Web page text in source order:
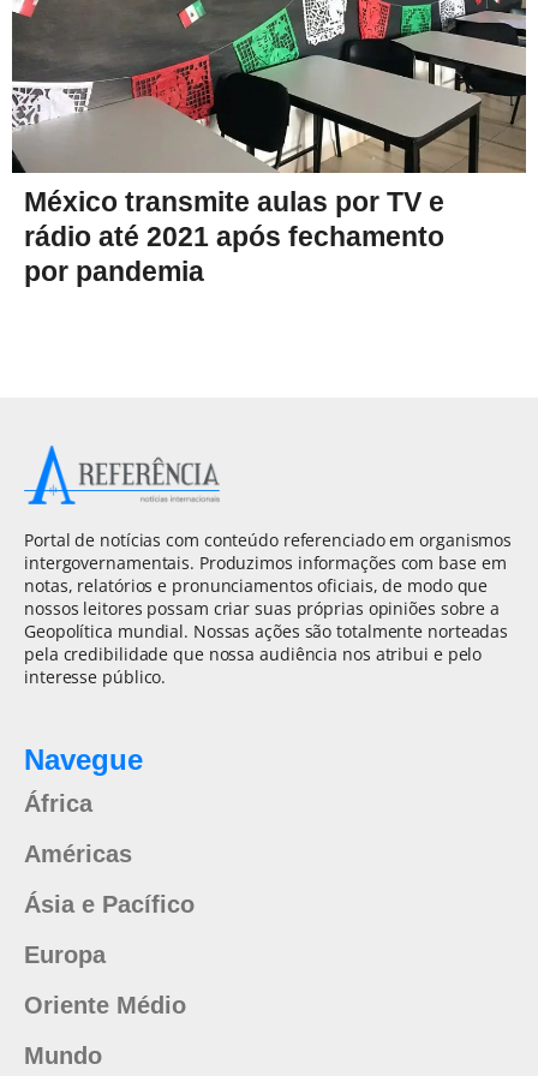
México transmite aulas por TV e
rádio até 2021 após fechamento
por pandemia
Portal de notícias com conteúdo referenciado em organismos
intergovernamentais. Produzimos informações com base em
notas, relatórios e pronunciamentos oficiais, de modo que
nossos leitores possam criar suas próprias opiniões sobre a
Geopolítica mundial. Nossas ações são totalmente norteadas
pela credibilidade que nossa audiência nos atribui e pelo
interesse público.
Navegue
África
Américas
Ásia e Pacífico
Europa
Oriente Médio
Mundo